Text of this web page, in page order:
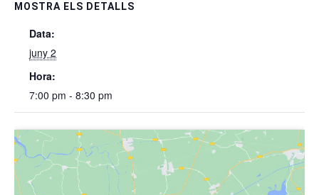
MOSTRA ELS DETALLS
Data:
juny 2
Hora:
7:00 pm - 8:30 pm